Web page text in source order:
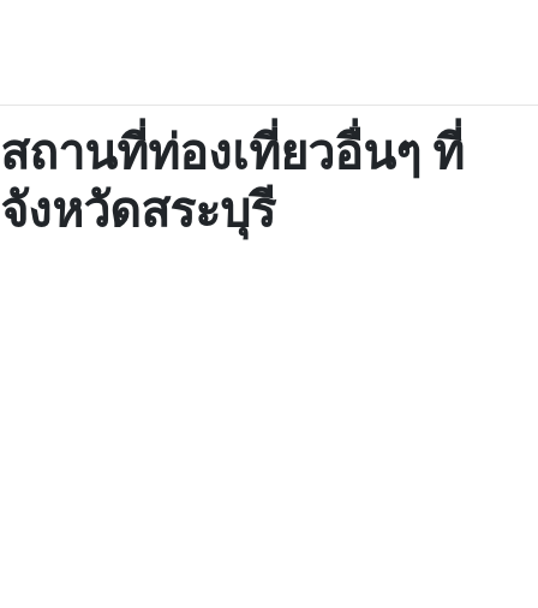
สถานที่ท่องเที่ยวอื่นๆ ที่
จังหวัดสระบุรี